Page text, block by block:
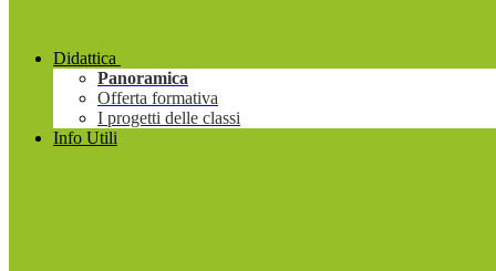
Didattica
Panoramica
Offerta formativa
I progetti delle classi
Info Utili